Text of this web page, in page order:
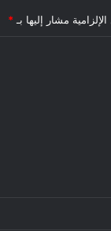
مشار إليها بـ *